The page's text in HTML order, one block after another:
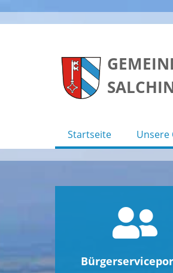
Startseite Unsere